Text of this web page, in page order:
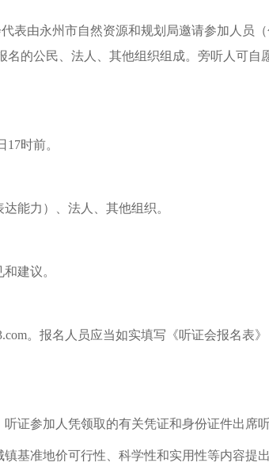
表由永州市自然资源和规划局邀请参加人员
的公民、法人、其他组织组成。旁听人可自
时前。
能力）、法人、其他组织。
建议。
。报名人员应当如实填写《听证会报名表
证参加人凭领取的有关凭证和身份证件出席听
基准地价可行性、科学性和实用性等内容提出